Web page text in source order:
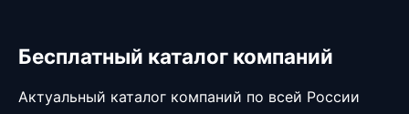
Бесплатный каталог компаний
Актуальный каталог компаний по всей России